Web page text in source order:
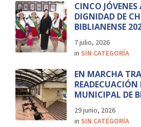
CINCO
DIGNIDAD DE
BIBLIANENSE
7 julio, 2026
in SIN CATEGORÍA
EN MARCHA
READECUACIÓN
MUNICIPAL DE
29 junio, 2026
in SIN CATEGORÍA